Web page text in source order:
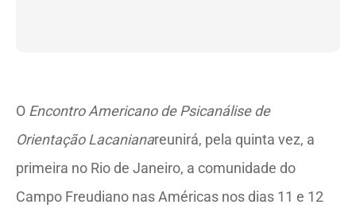
O Encontro Americano de Psicanálise de
Orientação Lacanianareunirá, pela quinta vez, a
primeira no Rio de Janeiro, a comunidade do
Campo Freudiano nas Américas nos dias 11 e 12